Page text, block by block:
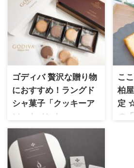
ゴディバ 贅沢な贈り物
におすすめ！ラングド
シャ菓子「クッキーア
ソートメント」
ゴディバ 1926年誕生のベルギ
ー王室御用達の高級ショコラ
ブランド。高級感あるパッケ
ージや高品質で日本でも根強
こ
柏
定
の